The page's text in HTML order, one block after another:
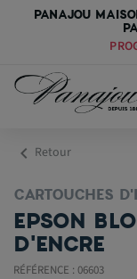
PANAJOU
chevron_left Retour
CARTOUCHES
EPSON
D'ENCRE
RÉFÉRENCE : 06603